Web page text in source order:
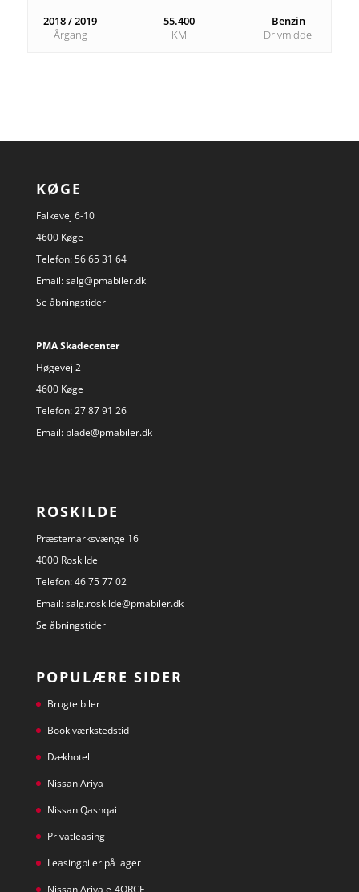
2018 / 2019
Årgang
55.400
KM
Benzin
Drivmiddel
KØGE
Falkevej 6-10
4600 Køge
Telefon:56 65 31 64
Email:salg@pmabiler.dk
Se åbningstider
PMA Skadecenter
Høgevej 2
4600 Køge
Telefon:27 87 91 26
Email: plade@pmabiler.dk
ROSKILDE
Præstemarksvænge 16
4000 Roskilde
Telefon:46 75 77 02
Email:salg.roskilde@pmabiler.dk
Se åbningstider
POPULÆRE SIDER
Brugte biler
Book værkstedstid
Dækhotel
Nissan Ariya
Nissan Qashqai
Privatleasing
Leasingbiler på lager